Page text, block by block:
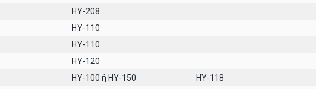
HY-208
ΗΥ-110
ΗΥ-110
HY-120
HY-100 ή HY-150
HY-118